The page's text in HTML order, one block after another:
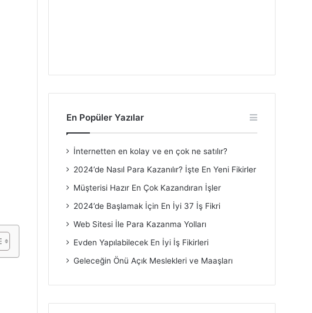
En Popüler Yazılar
İnternetten en kolay ve en çok ne satılır?
2024’de Nasıl Para Kazanılır? İşte En Yeni Fikirler
Müşterisi Hazır En Çok Kazandıran İşler
2024’de Başlamak İçin En İyi 37 İş Fikri
Web Sitesi İle Para Kazanma Yolları
Evden Yapılabilecek En İyi İş Fikirleri
Geleceğin Önü Açık Meslekleri ve Maaşları